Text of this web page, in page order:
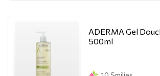
ADERMA Gel
500ml